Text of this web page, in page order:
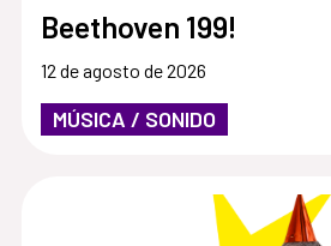
Beethoven 199!
12 de agosto de 2026
MÚSICA / SONIDO